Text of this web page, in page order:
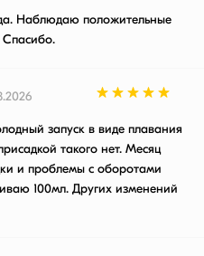
Наблюдаю положительные
Спасибо.
запуск в виде плавания
такого нет. Месяц
и проблемы с оборотами
100мл. Других изменений